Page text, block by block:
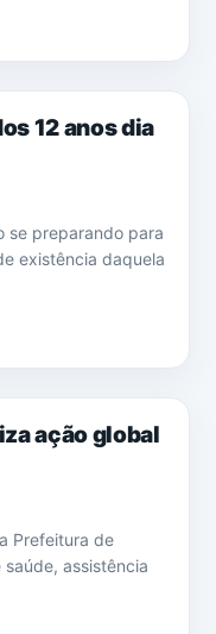
12 anos dia
se preparando para
existência daquela
ação global
Prefeitura de
assistência